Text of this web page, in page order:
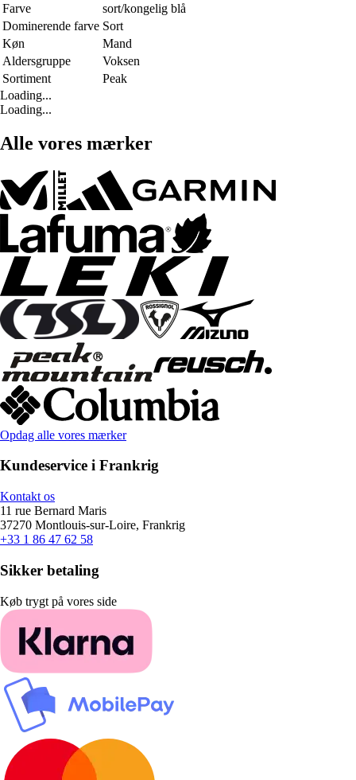
Farve
sort/kongelig blå
Dominerende farve Sort
Køn
Mand
Aldersgruppe
Voksen
Sortiment
Peak
Loading...
Loading...
Alle vores mærker
Opdag alle vores mærker
Kundeservice i Frankrig
Kontakt os
11 rue Bernard Maris
37270 Montlouis-sur-Loire, Frankrig
+33 1 86 47 62 58
Sikker betaling
Køb trygt på vores side